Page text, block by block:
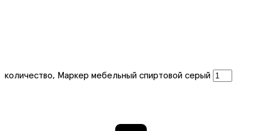
количество, Маркер мебельный спиртовой серый